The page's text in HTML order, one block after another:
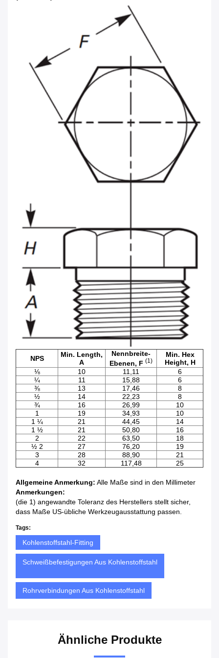
NPS
Min. Length,
A
Nennbreite-
Ebenen, F (1)
Min. Hex
Height, H
⅛
10 11,11
6
¼
11 15,88
6
⅜
13 17,46
8
½
14 22,23
8
¾
16 26,99
10
1
19 34,93
10
1 ¼
21 44,45
14
1 ½
21 50,80
16
2
22 63,50
18
½ 2
27 76,20
19
3
28 88,90
21
4
32 117,48 25
Allgemeine Anmerkung: Alle Maße sind in den Millimeter
Anmerkungen:
(die 1) angewandte Toleranz des Herstellers stellt sicher,
dass Maße US-übliche Werkzeugausstattung passen.
Tags:
Kohlenstoffstahl-Fitting
Schweißbefestigungen Aus Kohlenstoffstahl
Rohrverbindungen Aus Kohlenstoffstahl
Ähnliche Produkte